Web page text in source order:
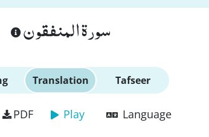
سورة المنفقون
Translation Tafseer
PDF Play Language